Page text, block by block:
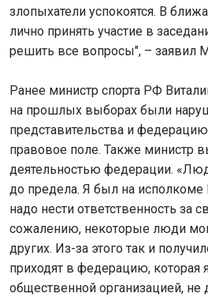
злопыхатели успокоятся. В
лично принять участие в
решить все вопросы", – заявил
Ранее министр спорта РФ
на прошлых выборах были
представительства и
правовое поле. Также министр
деятельностью федерации.
до предела. Я был на исполкоме
надо нести ответственность за
сожалению, некоторые люди
других. Из-за этого так и
приходят в федерацию, которая
общественной организацией, не